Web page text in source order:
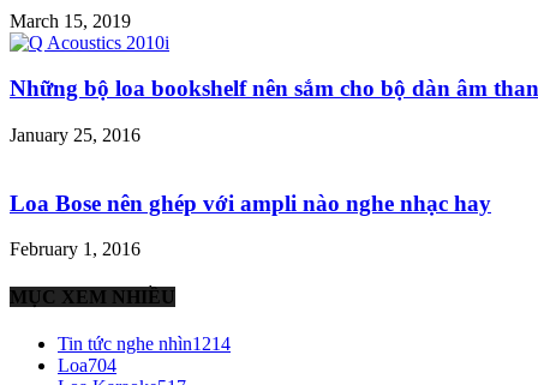
March 15, 2019
Những bộ loa bookshelf nên sắm cho bộ dàn âm
January 25, 2016
Loa Bose nên ghép với ampli nào nghe nhạc hay
February 1, 2016
MỤC XEM NHIỀU
Tin tức nghe nhìn1214
Loa704